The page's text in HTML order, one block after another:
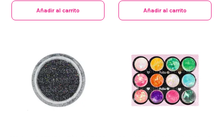
Añadir al carrito Añadir al carrito